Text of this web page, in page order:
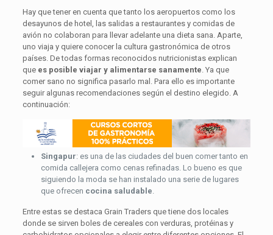
Hay que tener en cuenta que tanto los aeropuertos como los
desayunos de hotel, las salidas a restaurantes y comidas de
avión no colaboran para llevar adelante una dieta sana. Aparte,
uno viaja y quiere conocer la cultura gastronómica de otros
países. De todas formas reconocidos nutricionistas explican
que es posible viajar y alimentarse sanamente. Ya que
comer sano no significa pasarlo mal. Para ello es importante
seguir algunas recomendaciones según el destino elegido. A
continuación:
Singapur: es una de las ciudades del buen comer tanto en
comida callejera como cenas refinadas. Lo bueno es que
siguiendo la moda se han instalado una serie de lugares
que ofrecen cocina saludable.
Entre estas se destaca Grain Traders que tiene dos locales
donde se sirven boles de cereales con verduras, protéinas y